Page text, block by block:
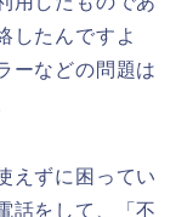
したんですよ
ーなどの問題は
えずに困ってい
話をして、「不